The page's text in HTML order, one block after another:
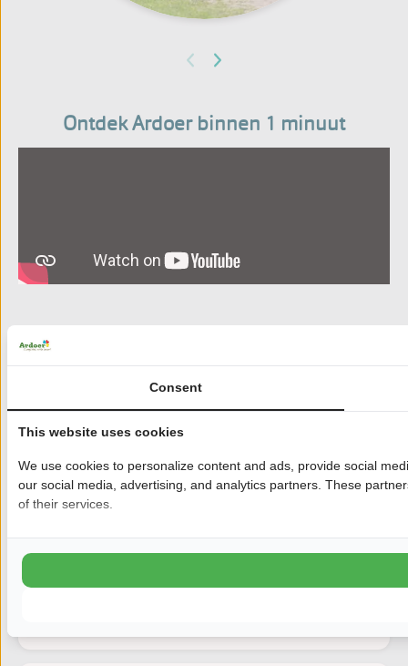
Ontdek Ardoer binnen 1 minuut
Heb je een vraag over Ardoer?
Wat is Ardoer
📝 Kan ik contact opnemen met Ardoer als
organisatie?
📄Waar kan ik het beoordelingen beleid vinden?
Consent
This website uses cookies
We use cookies to personalize content and ads, provide social
our social media, advertising, and analytics partners. These
of their services.